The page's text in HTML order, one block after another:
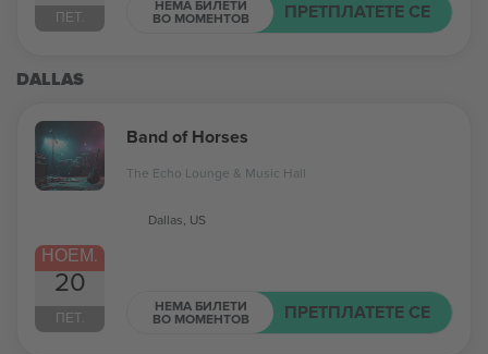
ПЕТ.
НЕМА БИЛЕТИ
ВО МОМЕНТОВ ПРЕТПЛАТЕТЕ СЕ
DALLAS
НОЕМ.
20
ПЕТ.
Band of Horses
The Echo Lounge & Music Hall
Dallas, US
НЕМА БИЛЕТИ
ВО МОМЕНТОВ ПРЕТПЛАТЕТЕ СЕ